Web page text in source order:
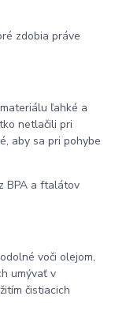
zdobia práve
ľahké a
netlačili pri
aby sa pri pohybe
BPA a ftalátov
voči olejom,
umývať v
čistiacich